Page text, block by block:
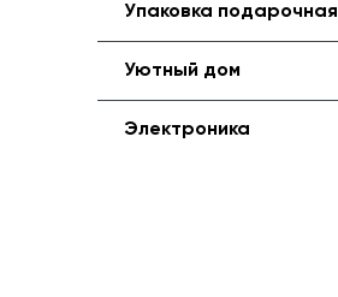
Упаковка подарочная
Уютный дом
Электроника